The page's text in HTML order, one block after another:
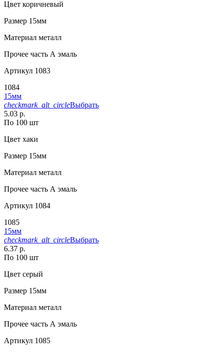
Цвет коричневый
Размер 15мм
Материал металл
Прочее часть А эмаль
Артикул 1083
1084
15мм
checkmark_alt_circleВыбрать
5.03 р.
По 100 шт
Цвет хаки
Размер 15мм
Материал металл
Прочее часть А эмаль
Артикул 1084
1085
15мм
checkmark_alt_circleВыбрать
6.37 р.
По 100 шт
Цвет серый
Размер 15мм
Материал металл
Прочее часть А эмаль
Артикул 1085